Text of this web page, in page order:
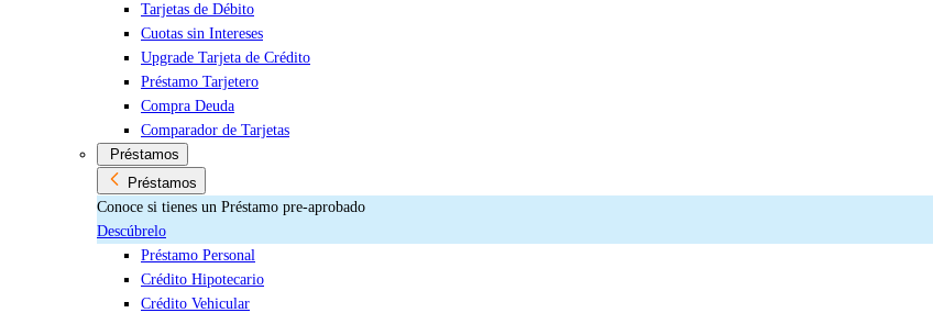
Tarjetas de Débito
Cuotas sin Intereses
Upgrade Tarjeta de Crédito
Préstamo Tarjetero
Compra Deuda
Comparador de Tarjetas
Préstamos
Préstamos
Conoce si tienes un Préstamo pre-aprobado
Descúbrelo
Préstamo Personal
Crédito Hipotecario
Crédito Vehicular